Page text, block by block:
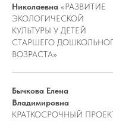
Николаевна «РАЗВИТИЕ
ЭКОЛОГИЧЕСКОЙ
КУЛЬТУРЫ У ДЕТЕЙ
СТАРШЕГО
ВОЗРАСТА»
Бычкова Елена
Владимировна
КРАТКОСРОЧНЫЙ